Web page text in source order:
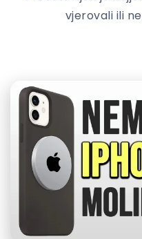
vjerovali ili